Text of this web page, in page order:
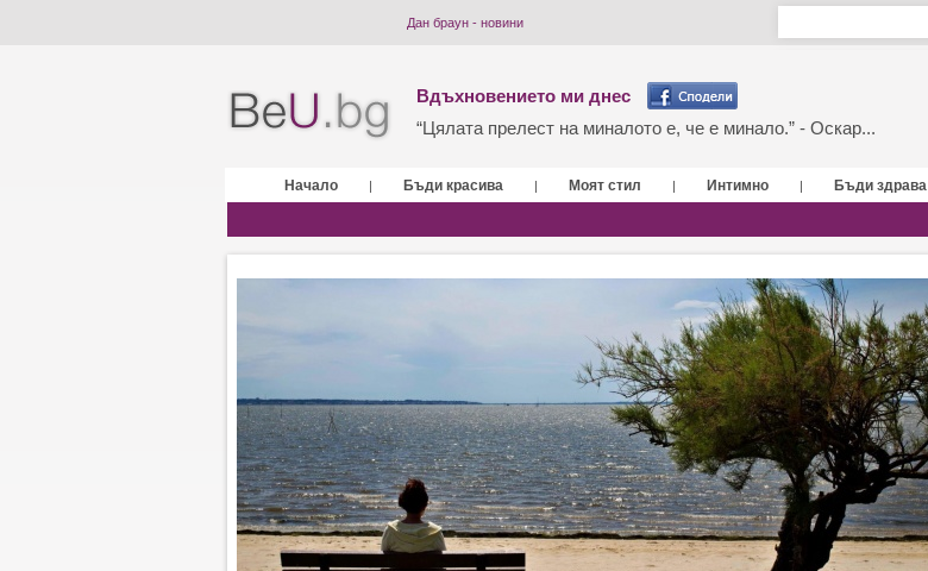
Дан браун - новини
Вдъхновението ми днес
“Цялата прелест на миналото е, че е минало.” - Оскар...
Начало | Бъди красива | Моят стил | Интимно | Бъди здрава